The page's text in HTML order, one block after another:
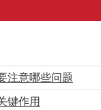
注意哪些问题
键作用